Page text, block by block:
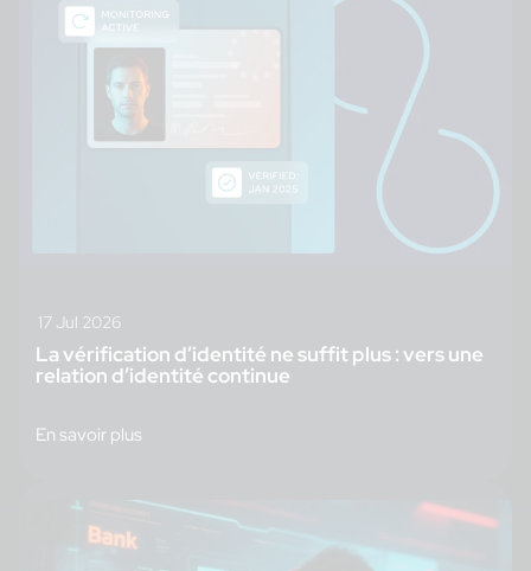
17 Jul 2026
La vérification d’identité ne suffit plus : vers une
relation d’identité continue
En savoir plus